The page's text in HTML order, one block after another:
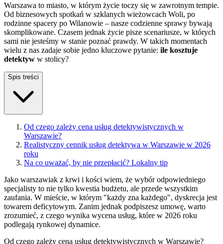
Warszawa to miasto, w którym życie toczy się w zawrotnym tempie.
Od biznesowych spotkań w szklanych wieżowcach Woli, po
rodzinne spacery po Wilanowie – nasze codzienne sprawy bywają
skomplikowane. Czasem jednak życie pisze scenariusze, w których
sami nie jesteśmy w stanie poznać prawdy. W takich momentach
wielu z nas zadaje sobie jedno kluczowe pytanie: ile kosztuje
detektyw w stolicy?
Spis treści
Od czego zależy cena usług detektywistycznych w
Warszawie?
Realistyczny cennik usług detektywa w Warszawie w 2026
roku
Na co uważać, by nie przepłacić? Lokalny tip
Jako warszawiak z krwi i kości wiem, że wybór odpowiedniego
specjalisty to nie tylko kwestia budżetu, ale przede wszystkim
zaufania. W mieście, w którym "każdy zna każdego", dyskrecja jest
towarem deficytowym. Zanim jednak podpiszesz umowę, warto
zrozumieć, z czego wynika wycena usług, które w 2026 roku
podlegają rynkowej dynamice.
Od czego zależy cena usług detektywistycznych w Warszawie?